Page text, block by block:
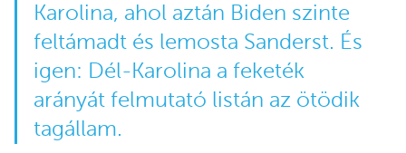
Karolina, ahol aztán Biden szinte
feltámadt és lemosta Sanderst. És
igen: Dél-Karolina a feketék
arányát felmutató listán az ötödik
tagállam.